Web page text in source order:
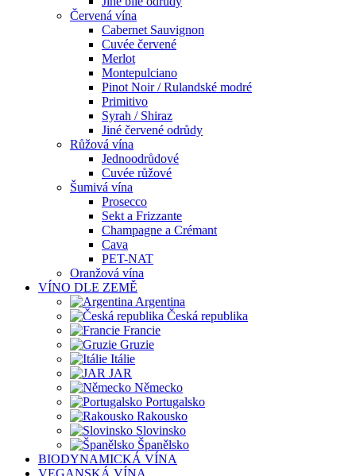
Červená vína
Cabernet Sauvignon
Cuvée červené
Merlot
Montepulciano
Pinot Noir / Rulandské modré
Primitivo
Syrah / Shiraz
Jiné červené odrůdy
Růžová vína
Jednoodrůdové
Cuvée růžové
Šumivá vína
Prosecco
Sekt a Frizzante
Champagne a Crémant
Cava
PET-NAT
Oranžová vína
VÍNO DLE ZEMĚ
Argentina
Česká republika
Francie
Gruzie
Itálie
JAR
Německo
Portugalsko
Rakousko
Slovinsko
Španělsko
BIODYNAMICKÁ VÍNA
VEGANSKÁ VÍNA